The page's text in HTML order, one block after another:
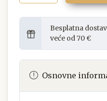
Besplatna
veće od 70 €
Osnovne